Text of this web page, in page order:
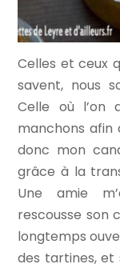
Celles et ceux
savent, nous
Celle où l’on
manchons afin
donc mon
grâce à la
Une amie
rescousse son
longtemps
des tartines, et